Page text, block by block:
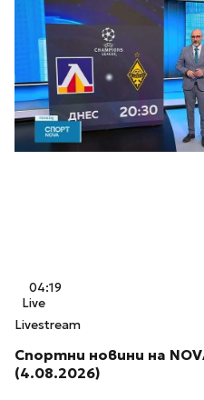
04:19
Live
Livestream
Спортни новини на
(4.08.2026)